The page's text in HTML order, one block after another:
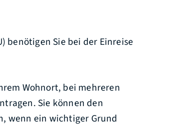
benötigen Sie bei der Einreise
Wohnort, bei mehreren
Sie können den
wenn ein wichtiger Grund